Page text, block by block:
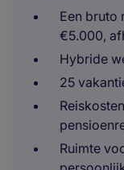
Een bruto
€5.000,
Hybride
25
Ruimte